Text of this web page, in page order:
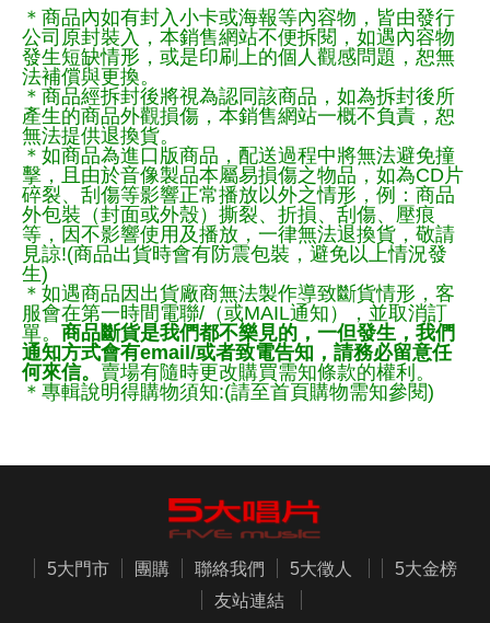
＊商品內如有封入小卡或海報等內容物，皆由發行
公司原封裝入，本銷售網站不便拆閱，如遇內容物
發生短缺情形，或是印刷上的個人觀感問題，恕無
法補償與更換。
＊商品經拆封後將視為認同該商品，如為拆封後所
產生的商品外觀損傷，本銷售網站一概不負責，恕
無法提供退換貨。
＊如商品為進口版商品，配送過程中將無法避免撞
擊，且由於音像製品本屬易損傷之物品，如為CD片
碎裂、刮傷等影響正常播放以外之情形，例：商品
外包裝（封面或外殼）撕裂、折損、刮傷、壓痕
等，因不影響使用及播放，一律無法退換貨，敬請
見諒!(商品出貨時會有防震包裝，避免以上情況發
生)
＊如遇商品因出貨廠商無法製作導致斷貨情形，客
服會在第一時間電聯/（或MAIL通知），並取消訂
單。 商品斷貨是我們都不樂見的，一但發生，我們
通知方式會有email/或者致電告知，請務必留意任
何來信。 賣場有隨時更改購買需知條款的權利。
＊專輯說明得購物須知:(請至首頁購物需知參閱)
5大門市 團購 聯絡我們 5大徵人
5大金榜
友站連結